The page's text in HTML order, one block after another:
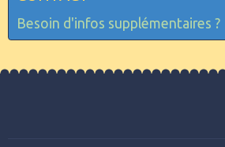
Besoin d'infos supplémentaires ?